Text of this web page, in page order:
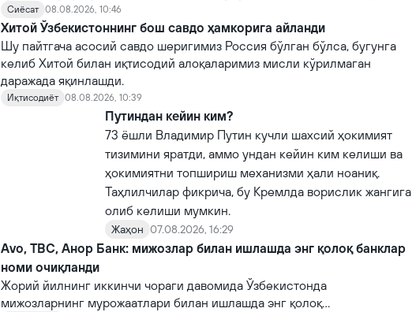
Сиёсат 08.08.2026, 10:46
Хитой Ўзбекистоннинг бош савдо ҳамкорига айланди
Шу пайтгача асосий савдо шеригимиз Россия бўлган бўлса, бугунга
келиб Хитой билан иқтисодий алоқаларимиз мисли кўрилмаган
даражада яқинлашди.
Иқтисодиёт 08.08.2026, 10:39
Путиндан кейин ким?
73 ёшли Владимир Путин кучли шахсий ҳокимият
тизимини яратди, аммо ундан кейин ким келиши ва
ҳокимиятни топшириш механизми ҳали ноаниқ.
Таҳлилчилар фикрича, бу Кремлда ворислик жангига
олиб келиши мумкин.
Жаҳон 07.08.2026, 16:29
Avo, TBC, Анор Банк: мижозлар билан ишлашда энг қолоқ банклар
номи очиқланди
Жорий йилнинг иккинчи чораги давомида Ўзбекистонда
мижозларнинг мурожаатлари билан ишлашда энг қолоқ